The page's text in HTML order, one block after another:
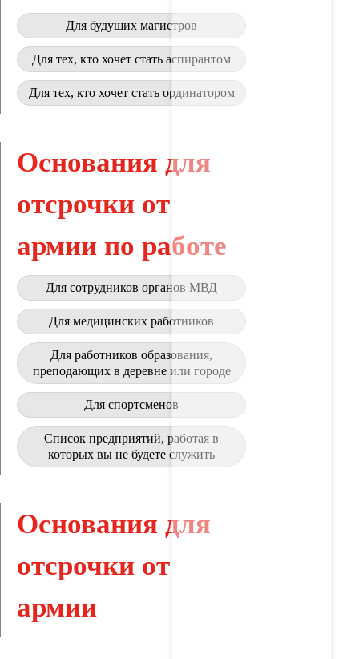
Для будущих магистров
Для тех, кто хочет стать аспирантом
Для тех, кто хочет стать ординатором
Основания для
отсрочки от
армии по работе
Для сотрудников органов МВД
Для медицинских работников
Для работников образования,
преподающих в деревне или городе
Для спортсменов
Список предприятий, работая в
которых вы не будете служить
Основания для
отсрочки от
армии